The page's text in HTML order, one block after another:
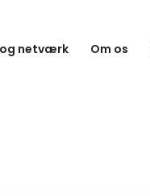
og netværk Om os